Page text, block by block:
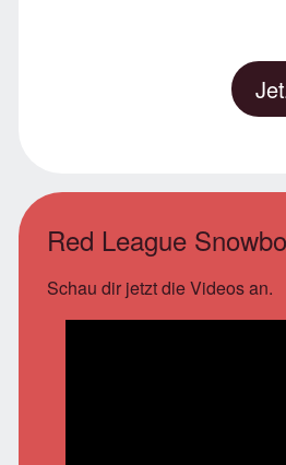
Red League
Schau dir jetzt die Videos an.